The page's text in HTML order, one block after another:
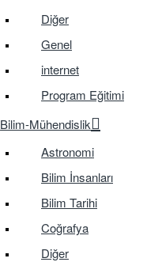
Diğer
Genel
internet
Program Eğitimi
Bilim-Mühendislik
Astronomi
Bilim İnsanları
Bilim Tarihi
Coğrafya
Diğer